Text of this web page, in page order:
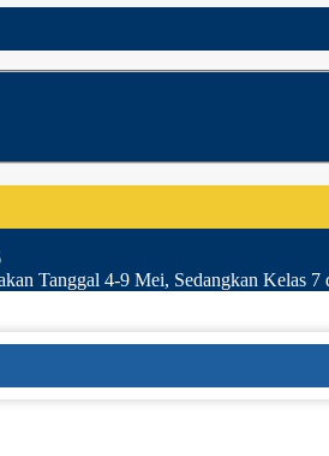
Tanggal 4-9 Mei, Sedangkan Kelas